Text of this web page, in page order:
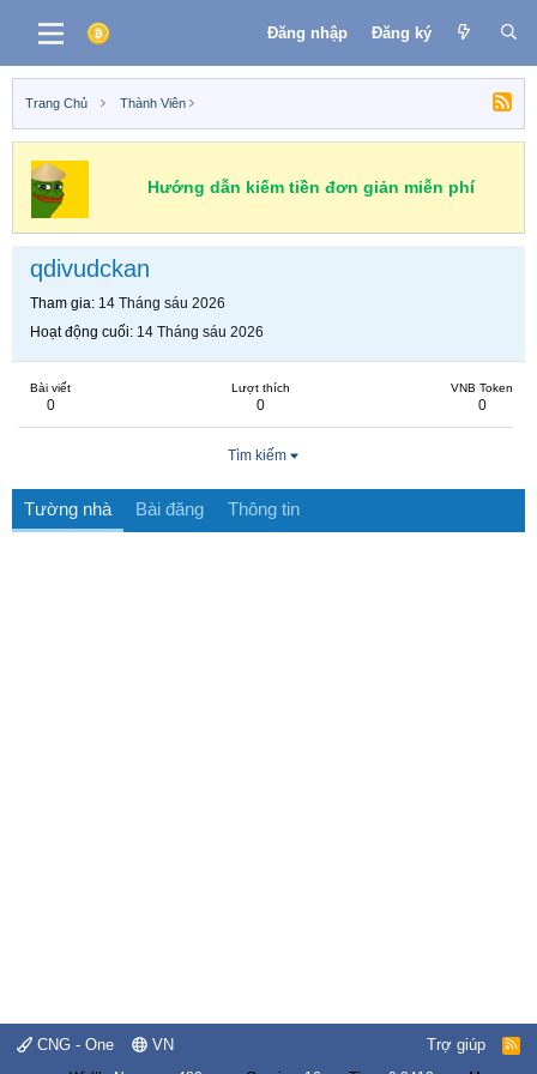
Đăng nhập Đăng ký
Trang Chủ Thành Viên
Hướng dẫn kiếm tiền đơn giản miễn phí
qdivudckan
Tham gia 14 Tháng sáu 2026
Hoạt động cuối 14 Tháng sáu 2026
Bài viết
0
Lượt thích
0
VNB Token
0
Tìm kiếm
Tường nhà Bài đăng Thông tin
CNG - One VN Trợ giúp
R